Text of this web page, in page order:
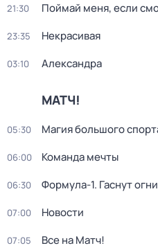
21:30 Поймай меня, если
23:35 Некрасивая
03:10 Александра
МАТЧ!
05:30 Магия большого
06:00 Команда мечты
06:30 Формула-1. Гаснут огни
07:00 Новости
07:05 Все на Матч!